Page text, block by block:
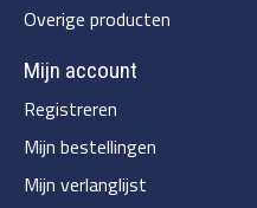
Overige producten
Mijn account
Registreren
Mijn bestellingen
Mijn verlanglijst